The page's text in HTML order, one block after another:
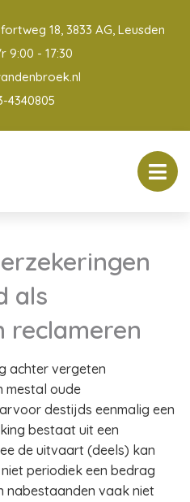
18, 3833 AG, Leusden
9:00 - 17:30
4340805
als
reclameren
achter vergeten
mestal oude
destijds eenmalig een
bestaat uit een
de uitvaart (deels) kan
periodiek een bedrag
nabestaanden vaak niet